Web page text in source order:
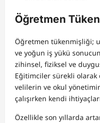
Öğretmen
Öğretmen tükenmişliği;
ve yoğun iş yükü
zihinsel, fiziksel ve
Eğitimciler sürekli olarak
velilerin ve okul
çalışırken kendi
Özellikle son yıllarda